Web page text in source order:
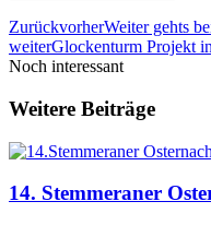
ZurückvorherWeiter gehts
weiterGlockenturm Projekt
Noch interessant
Weitere Beiträge
14. Stemmeraner